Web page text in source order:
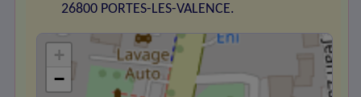
26800 PORTES-LES-VALENCE.
+
−